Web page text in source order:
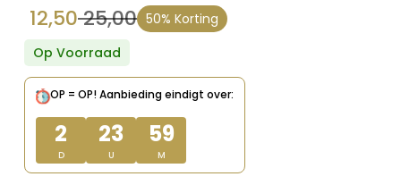
25,00
Oorspronkelijke
prijs
was:
€ 25,00.
12,50
Huidige
prijs
is:
€ 12,50.
50% Korting
Op Voorraad
OP = OP!Aanbieding eindigt over:
2
D
23
U
59
M